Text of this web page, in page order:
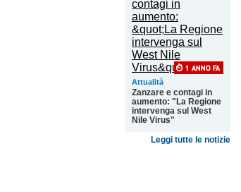
Attualità
Zanzare e contagi in
aumento: "La Regione
intervenga sul West
Nile Virus"
Leggi tutte le notizie